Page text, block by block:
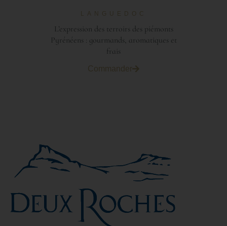
LANGUEDOC
L’expression des terroirs des piémonts
Pyrénéens : gourmands, aromatiques et
frais
Commander